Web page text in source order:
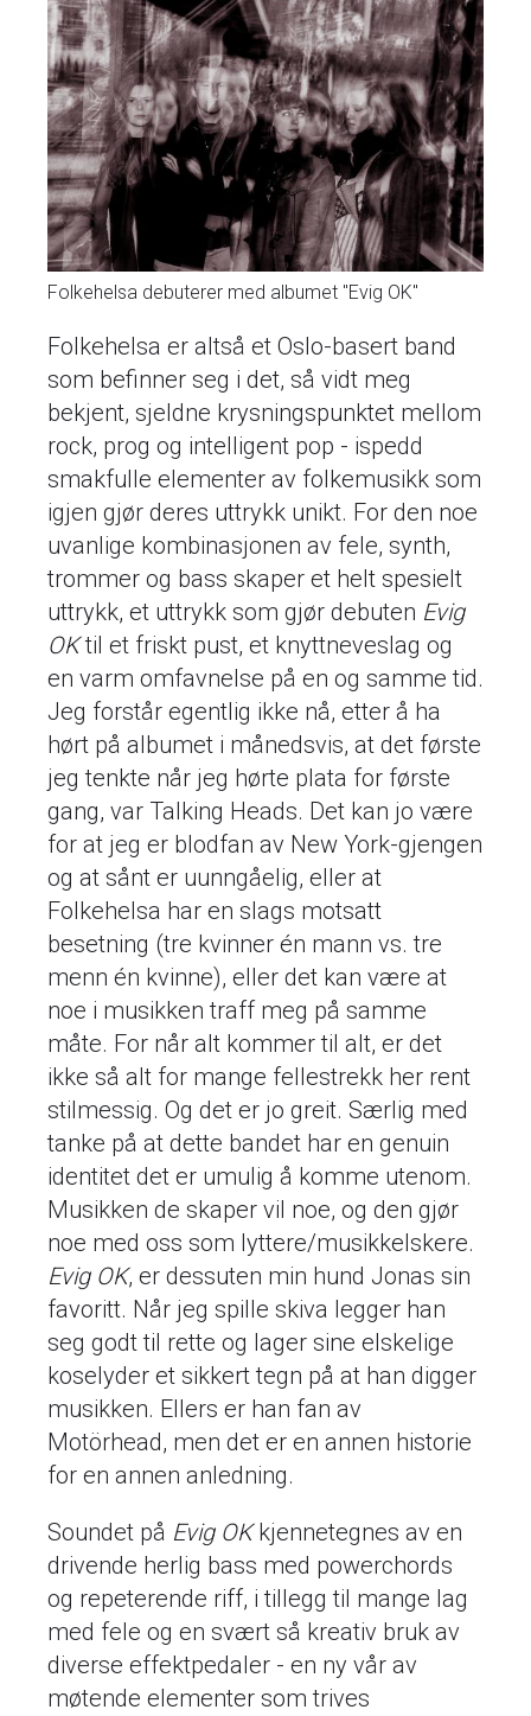
Folkehelsa debuterer med albumet "Evig OK"
Folkehelsa er altså et Oslo-basert band
som befinner seg i det, så vidt meg
bekjent, sjeldne krysningspunktet mellom
rock, prog og intelligent pop - ispedd
smakfulle elementer av folkemusikk som
igjen gjør deres uttrykk unikt. For den noe
uvanlige kombinasjonen av fele, synth,
trommer og bass skaper et helt spesielt
uttrykk, et uttrykk som gjør debuten Evig
OKtil et friskt pust, et knyttneveslag og
en varm omfavnelse på en og samme tid.
Jeg forstår egentlig ikke nå, etter å ha
hørt på albumet i månedsvis, at det første
jeg tenkte når jeg hørte plata for første
gang, var Talking Heads. Det kan jo være
for at jeg er blodfan av New York-gjengen
og at sånt er uunngåelig, eller at
Folkehelsa har en slags motsatt
besetning (tre kvinner én mann vs. tre
menn én kvinne), eller det kan være at
noe i musikken traff meg på samme
måte. For når alt kommer til alt, er det
ikke så alt for mange fellestrekk her rent
stilmessig. Og det er jo greit. Særlig med
tanke på at dette bandet har en genuin
identitet det er umulig å komme utenom.
Musikken de skaper vil noe, og den gjør
noe med oss som lyttere/musikkelskere.
Evig OK, er dessuten min hund Jonas sin
favoritt. Når jeg spille skiva legger han
seg godt til rette og lager sine elskelige
koselyder et sikkert tegn på at han digger
musikken. Ellers er han fan av
Motörhead, men det er en annen historie
for en annen anledning.
Soundet på Evig OKkjennetegnes av en
drivende herlig bass med powerchords
og repeterende riff, i tillegg til mange lag
med fele og en svært så kreativ bruk av
diverse effektpedaler - en ny vår av
møtende elementer som trives